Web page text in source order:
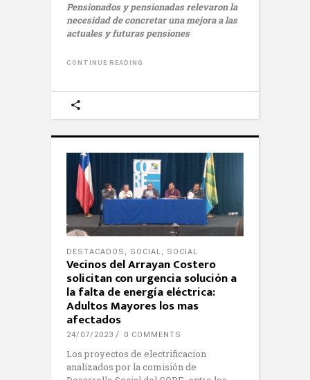
Pensionados y pensionadas relevaron la
necesidad de concretar una mejora a las
actuales y futuras pensiones
CONTINUE READING
DESTACADOS , SOCIAL, SOCIAL
Vecinos del Arrayan Costero
solicitan con urgencia solución a
la falta de energía eléctrica:
Adultos Mayores los mas
afectados
24/07/2023 0 COMMENTS
Los proyectos de electrificacion
analizados por la comisión de